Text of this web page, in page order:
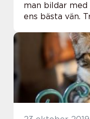
man bildar
ens bästa vän.
behöver hjälp